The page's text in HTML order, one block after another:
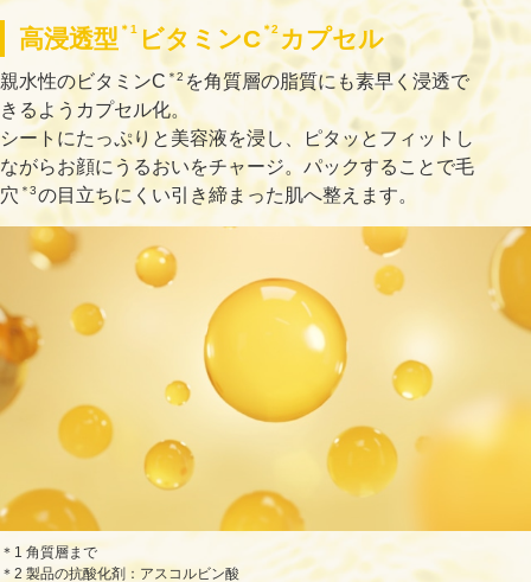
高浸透型 ＊1 ビタミンC ＊2 カプセル
親水性のビタミンC ＊2 を角質層の脂質にも素早く浸透で
きるようカプセル化。
シートにたっぷりと美容液を浸し、ピタッとフィットし
ながらお顔にうるおいをチャージ。パックすることで毛
穴 ＊3 の目立ちにくい引き締まった肌へ整えます。
＊1 角質層まで
＊2 製品の抗酸化剤：アスコルビン酸